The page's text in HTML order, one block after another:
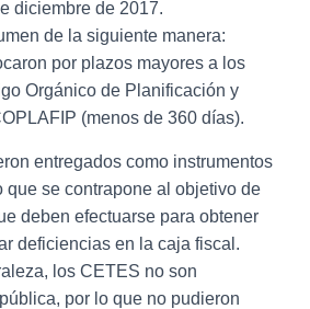
diciembre de 2017.
de la siguiente manera:
por plazos mayores a los
Orgánico de Planificación y
(menos de 360 días).
entregados como instrumentos
que se contrapone al objetivo de
deben efectuarse para obtener
deficiencias en la caja fiscal.
los CETES no son
por lo que no pudieron